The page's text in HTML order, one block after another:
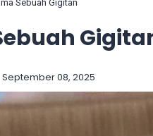
Sebuah Gigitan
September 08, 2025